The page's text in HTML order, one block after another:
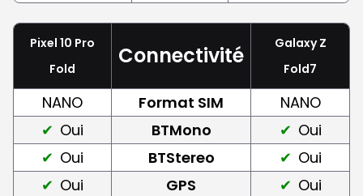
Pixel 10 Pro
Fold
Connectivité
Galaxy Z
Fold7
NANO Format SIM
NANO
Oui
BTMono
Oui
Oui
BTStereo
Oui
Oui
GPS
Oui